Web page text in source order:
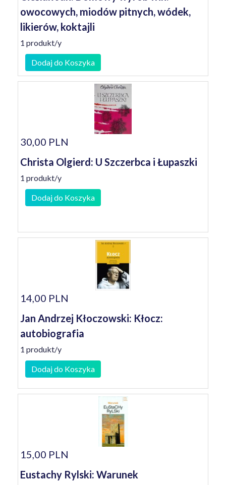
owocowych, miodów pitnych, wódek,
likierów, koktajli
1 produkt/y
Dodaj do Koszyka
30,00 PLN
Christa Olgierd: U Szczerbca i Łupaszki
1 produkt/y
Dodaj do Koszyka
14,00 PLN
Jan Andrzej Kłoczowski: Kłocz:
autobiografia
1 produkt/y
Dodaj do Koszyka
15,00 PLN
Eustachy Rylski: Warunek